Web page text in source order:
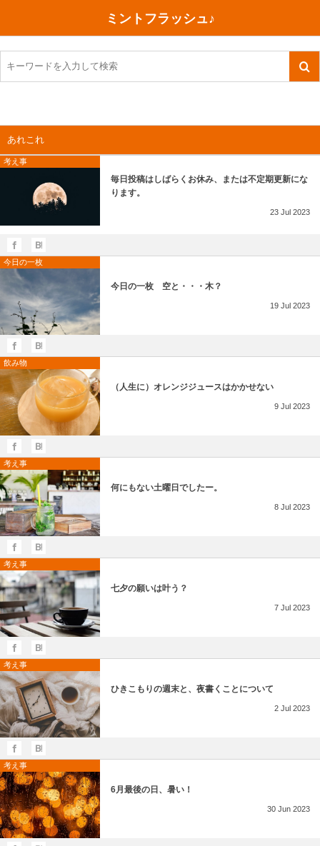
ミントフラッシュ♪
あれこれ
考え事
毎日投稿はしばらくお休み、または不定期更新にな
ります。
23 Jul 2023
今日の一枚
今日の一枚 空と・・・木？
19 Jul 2023
飲み物
（人生に）オレンジジュースはかかせない
9 Jul 2023
考え事
何にもない土曜日でしたー。
8 Jul 2023
考え事
七夕の願いは叶う？
7 Jul 2023
考え事
ひきこもりの週末と、夜書くことについて
2 Jul 2023
考え事
6月最後の日、暑い！
30 Jun 2023
TOEIC感想・結果
TOEIC800点への道
TOEIC700点への道
その他英語関連
今日買った本
ご朱印帳めぐり
川越（埼玉県）
神戸
行ってきたあれこれ
旅行関連あれこれ
ファスティング
健康あれこれ
美容あれこれ
食べ物
今日の一枚